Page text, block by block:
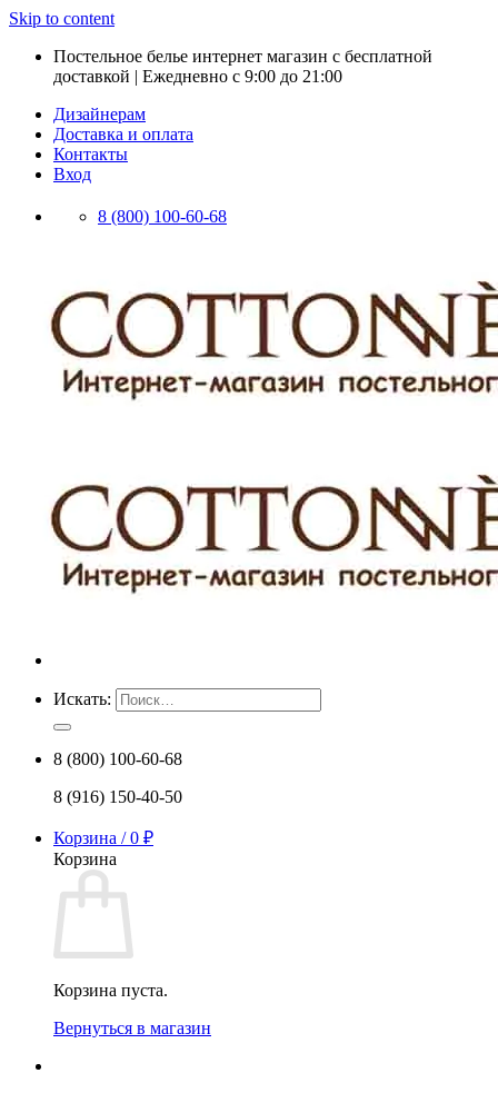
Skip to content
Постельное белье интернет магазин с бесплатной
доставкой | Ежедневно с 9:00 до 21:00
Дизайнерам
Доставка и оплата
Контакты
Вход
8 (800) 100-60-68
Искать:
8 (800) 100-60-68
8 (916) 150-40-50
Корзина /0 ₽
Корзина
Корзина пуста.
Вернуться в магазин